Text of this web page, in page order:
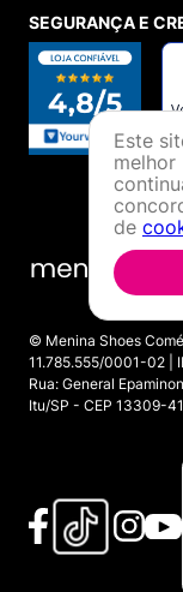
SEGURANÇA E
© Menina Shoes
11.785.555/0001-02 |
Rua: General
Itu/SP - CEP 13309-
Este
de